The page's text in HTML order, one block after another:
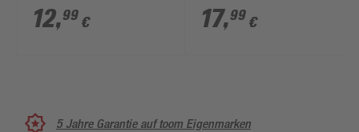
22 cm
12,99 €
25,5 x 11 x 12,5 cm
17,99 €
5 Jahre Garantie auf toom Eigenmarken